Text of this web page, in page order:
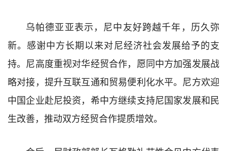
乌帕德亚亚表示，尼中友好跨越千年，历久弥
新。感谢中方长期以来对尼经济社会发展给予的支
持。尼高度重视对华经贸合作，愿同中方加强发展战
略对接，提升互联互通和贸易便利化水平。尼方欢迎
中国企业赴尼投资，希中方继续支持尼国家发展和民
生改善，推动双方经贸合作提质增效。